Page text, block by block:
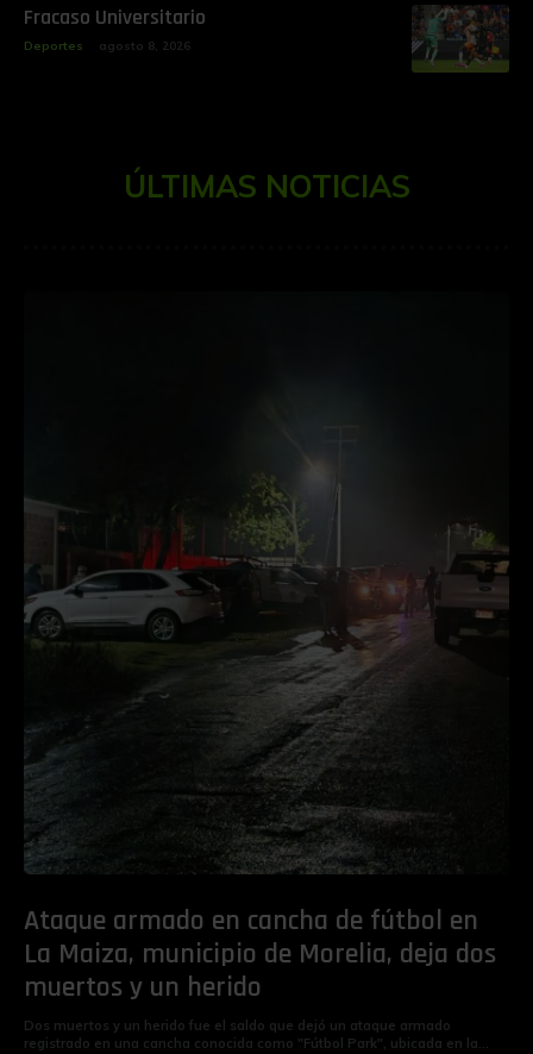
Fracaso Universitario
Deportes agosto 8, 2026
ÚLTIMAS NOTICIAS
Ataque armado en cancha de fútbol en
La Maiza, municipio de Morelia, deja dos
muertos y un herido
Dos muertos y un herido fue el saldo que dejó un ataque armado
registrado en una cancha conocida como "Fútbol Park", ubicada en la...